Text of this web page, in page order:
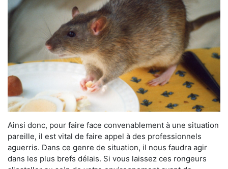
Ainsi donc, pour faire face convenablement à une situation
pareille, il est vital de faire appel à des professionnels
aguerris. Dans ce genre de situation, il nous faudra agir
dans les plus brefs délais. Si vous laissez ces rongeurs